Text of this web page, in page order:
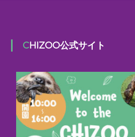
CHIZOO公式サイト